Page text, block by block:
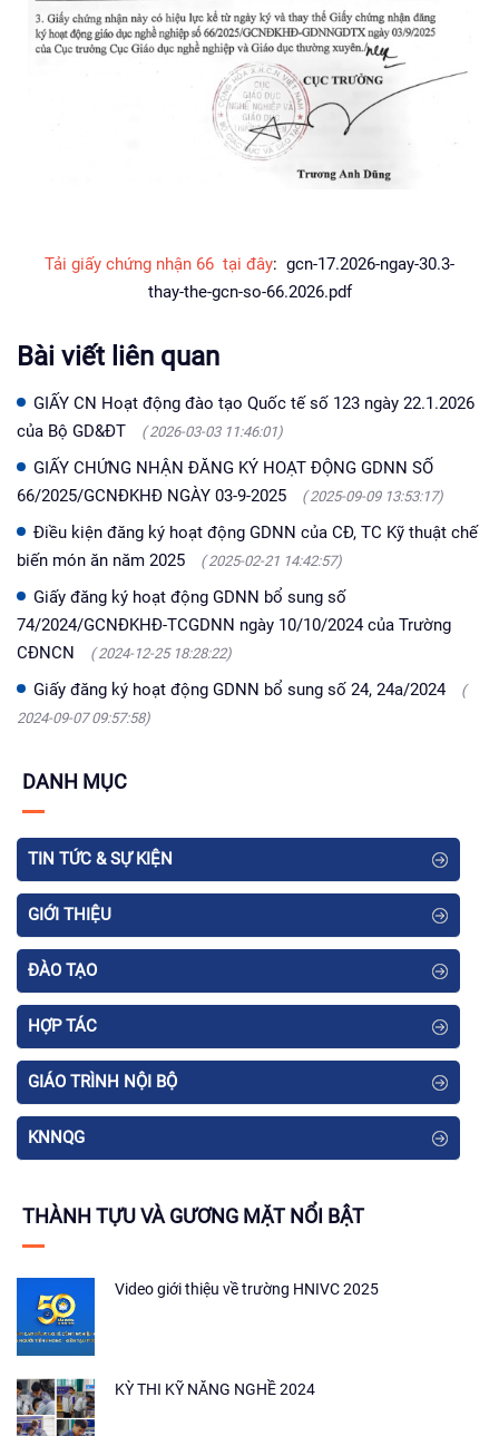
Tải giấy chứng nhận 66 tại đây: gcn-17.2026-ngay-30.3-
thay-the-gcn-so-66.2026.pdf
Bài viết liên quan
GIẤY CN Hoạt động đào tạo Quốc tế số 123 ngày 22.1.2026
của Bộ GD&ĐT
( 2026-03-03 11:46:01)
GIẤY CHỨNG NHẬN ĐĂNG KÝ HOẠT ĐỘNG GDNN SỐ
66/2025/GCNĐKHĐ NGÀY 03-9-2025
( 2025-09-09 13:53:17)
Điều kiện đăng ký hoạt động GDNN của CĐ, TC Kỹ thuật chế
biến món ăn năm 2025
( 2025-02-21 14:42:57)
Giấy đăng ký hoạt động GDNN bổ sung số
74/2024/GCNĐKHĐ-TCGDNN ngày 10/10/2024 của Trường
CĐNCN
( 2024-12-25 18:28:22)
Giấy đăng ký hoạt động GDNN bổ sung số 24, 24a/2024
(
2024-09-07 09:57:58)
DANH MỤC
TIN TỨC & SỰ KIỆN
GIỚI THIỆU
ĐÀO TẠO
HỢP TÁC
GIÁO TRÌNH NỘI BỘ
KNNQG
THÀNH TỰU VÀ GƯƠNG MẶT NỔI BẬT
Video giới thiệu về trường HNIVC 2025
KỲ THI KỸ NĂNG NGHỀ 2024